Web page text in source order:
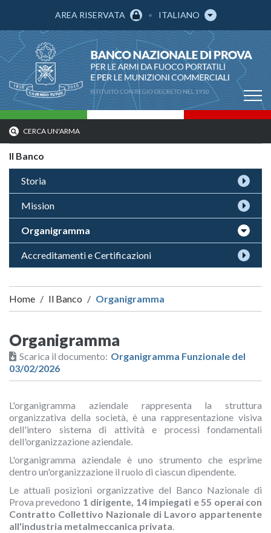
AREA RISERVATA ITALIANO
CERCA UN'ARMA
Il Banco
Storia
Mission
Organigramma
Accreditamenti e Certificazioni
Home Il Banco Organigramma
Organigramma
Scarica il documento: Organigramma Funzionale del
03/02/2026
L'organigramma aziendale rappresenta la struttura
organizzativa della società, è una rappresentazione visiva
dell'intero sistema di attività e processi fondamentali
dell'organizzazione aziendale.
L'organigramma aziendale è uno strumento che esprime
dentro un'organizzazione il ruolo di ciascun dipendente.
Le attuali posizioni organizzative del Banco Nazionale di
Prova prevedono 1 dirigente, 14 impiegati e 55 operai con
Contratto Collettivo Nazionale di Lavoro appartenente
all'industria metalmeccanica privata.